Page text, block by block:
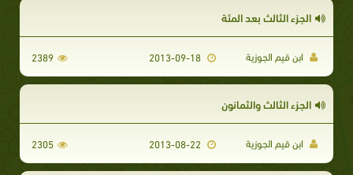
الجزء الثالث بعد المئة
ابن قيم الجوزية 2389
الجزء الثالث والثمانون
ابن قيم الجوزية 2305